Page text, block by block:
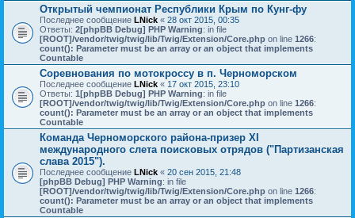
Открытый чемпионат Республики Крым по Кунг-фу
Последнее сообщение LNick « 28 окт 2015, 00:35
Ответы: 2[phpBB Debug] PHP Warning: in file
[ROOT]/vendor/twig/twig/lib/Twig/Extension/Core.php on line 1266:
count(): Parameter must be an array or an object that implements
Countable
Соревнования по мотокроссу в п. Черноморском
Последнее сообщение LNick « 17 окт 2015, 23:10
Ответы: 1 [phpBB Debug] PHP Warning: in file
[ROOT]/vendor/twig/twig/lib/Twig/Extension/Core.php on line 1266:
count(): Parameter must be an array or an object that implements
Countable
Команда Черноморского района-призер XI
международного слета поисковых отрядов ("Партизанская
слава 2015").
Последнее сообщение LNick « 20 сен 2015, 21:48
[phpBB Debug] PHP Warning: in file
[ROOT]/vendor/twig/twig/lib/Twig/Extension/Core.php on line 1266:
count(): Parameter must be an array or an object that implements
Countable